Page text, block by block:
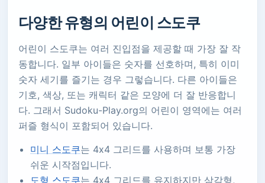
다양한 유형의 어린이 스도쿠
어린이 스도쿠는 여러 진입점을 제공할 때 가장 잘 작
동합니다. 일부 아이들은 숫자를 선호하며, 특히 이미
숫자 세기를 즐기는 경우 그렇습니다. 다른 아이들은
기호, 색상, 또는 캐릭터 같은 모양에 더 잘 반응합니
다. 그래서 Sudoku-Play.org의 어린이 영역에는 여러
퍼즐 형식이 포함되어 있습니다.
미니 스도쿠는 4x4 그리드를 사용하며 보통 가장
쉬운 시작점입니다.
도형 스도쿠는 4x4 그리드를 유지하지만 삼각형,